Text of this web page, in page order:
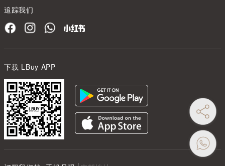
追踪我们
下载 LBuy APP